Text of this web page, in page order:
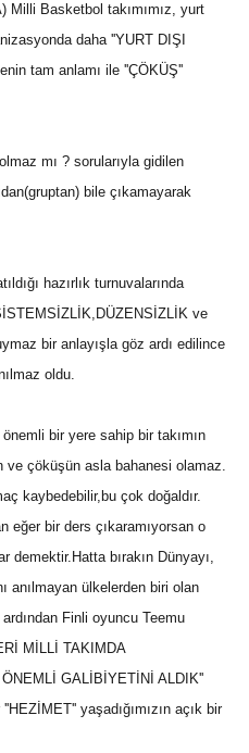
Milli Basketbol takımımız, yurt
daha ''YURT DIŞI
tam anlamı ile ''ÇÖKÜŞ''
mı ? sorularıyla gidilen
bile çıkamayarak
hazırlık turnuvalarında
ve
bir anlayışla göz ardı edilince
oldu.
bir yere sahip bir takımın
ve çöküşün asla bahanesi olamaz.
kaybedebilir,bu çok doğaldır.
eğer bir ders çıkaramıyorsan o
demektir.Hatta bırakın Dünyayı,
anılmayan ülkelerden biri olan
Finli oyuncu Teemu
MİLLİ TAKIMDA
GALİBİYETİNİ ALDIK''
yaşadığımızın açık bir